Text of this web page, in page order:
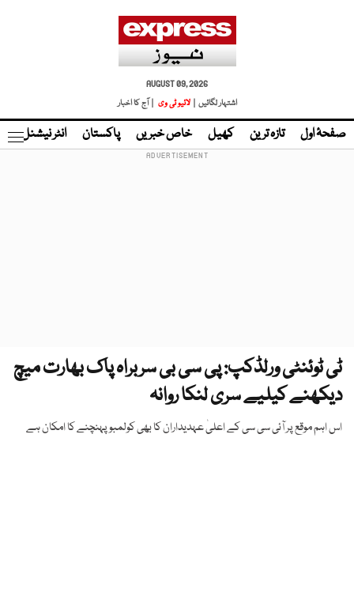
AUGUST 09, 2026
اشتہار لگائیں |
لائیو ٹی وی | آج کا اخبار
صفحۂ اول تازہ ترین کھیل خاص خبریں پاکستان انٹر نیشنل
ٹی ٹوئنٹی ورلڈکپ: پی سی بی سربراہ پاک بھارت میچ
دیکھنے کیلیے سری لنکا روانہ
اس اہم موقع پر آئی سی سی کے اعلیٰ عہدیداران کا بھی کولمبو پہنچنے کا امکان ہے